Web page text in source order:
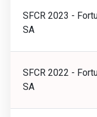
SFCR 2023 -
SA
SFCR 2022 -
SA